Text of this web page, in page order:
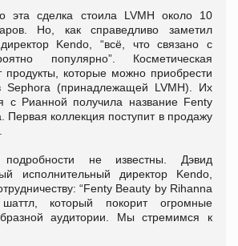
эта сделка стоила LVMH около 10
Но, как справедливо заметил
Kendo, “всё, что связано с
популярно”. Косметическая
продукты, которые можно приобрести
Sephora (принадлежащей LVMH). Их
с Рианной получила название Fenty
Первая коллекция поступит в продажу
не известны. Дэвид
исполнительный директор Kendo,
“Fenty Beauty by Rihanna
который покорит огромные
аудитории. Мы стремимся к